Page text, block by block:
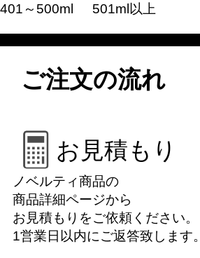
401～500ml
501ml以上
ご注文の流れ
お見積もり
ノベルティ商品の
商品詳細ページから
お見積もりをご依頼ください。
1営業日以内にご返答致します。